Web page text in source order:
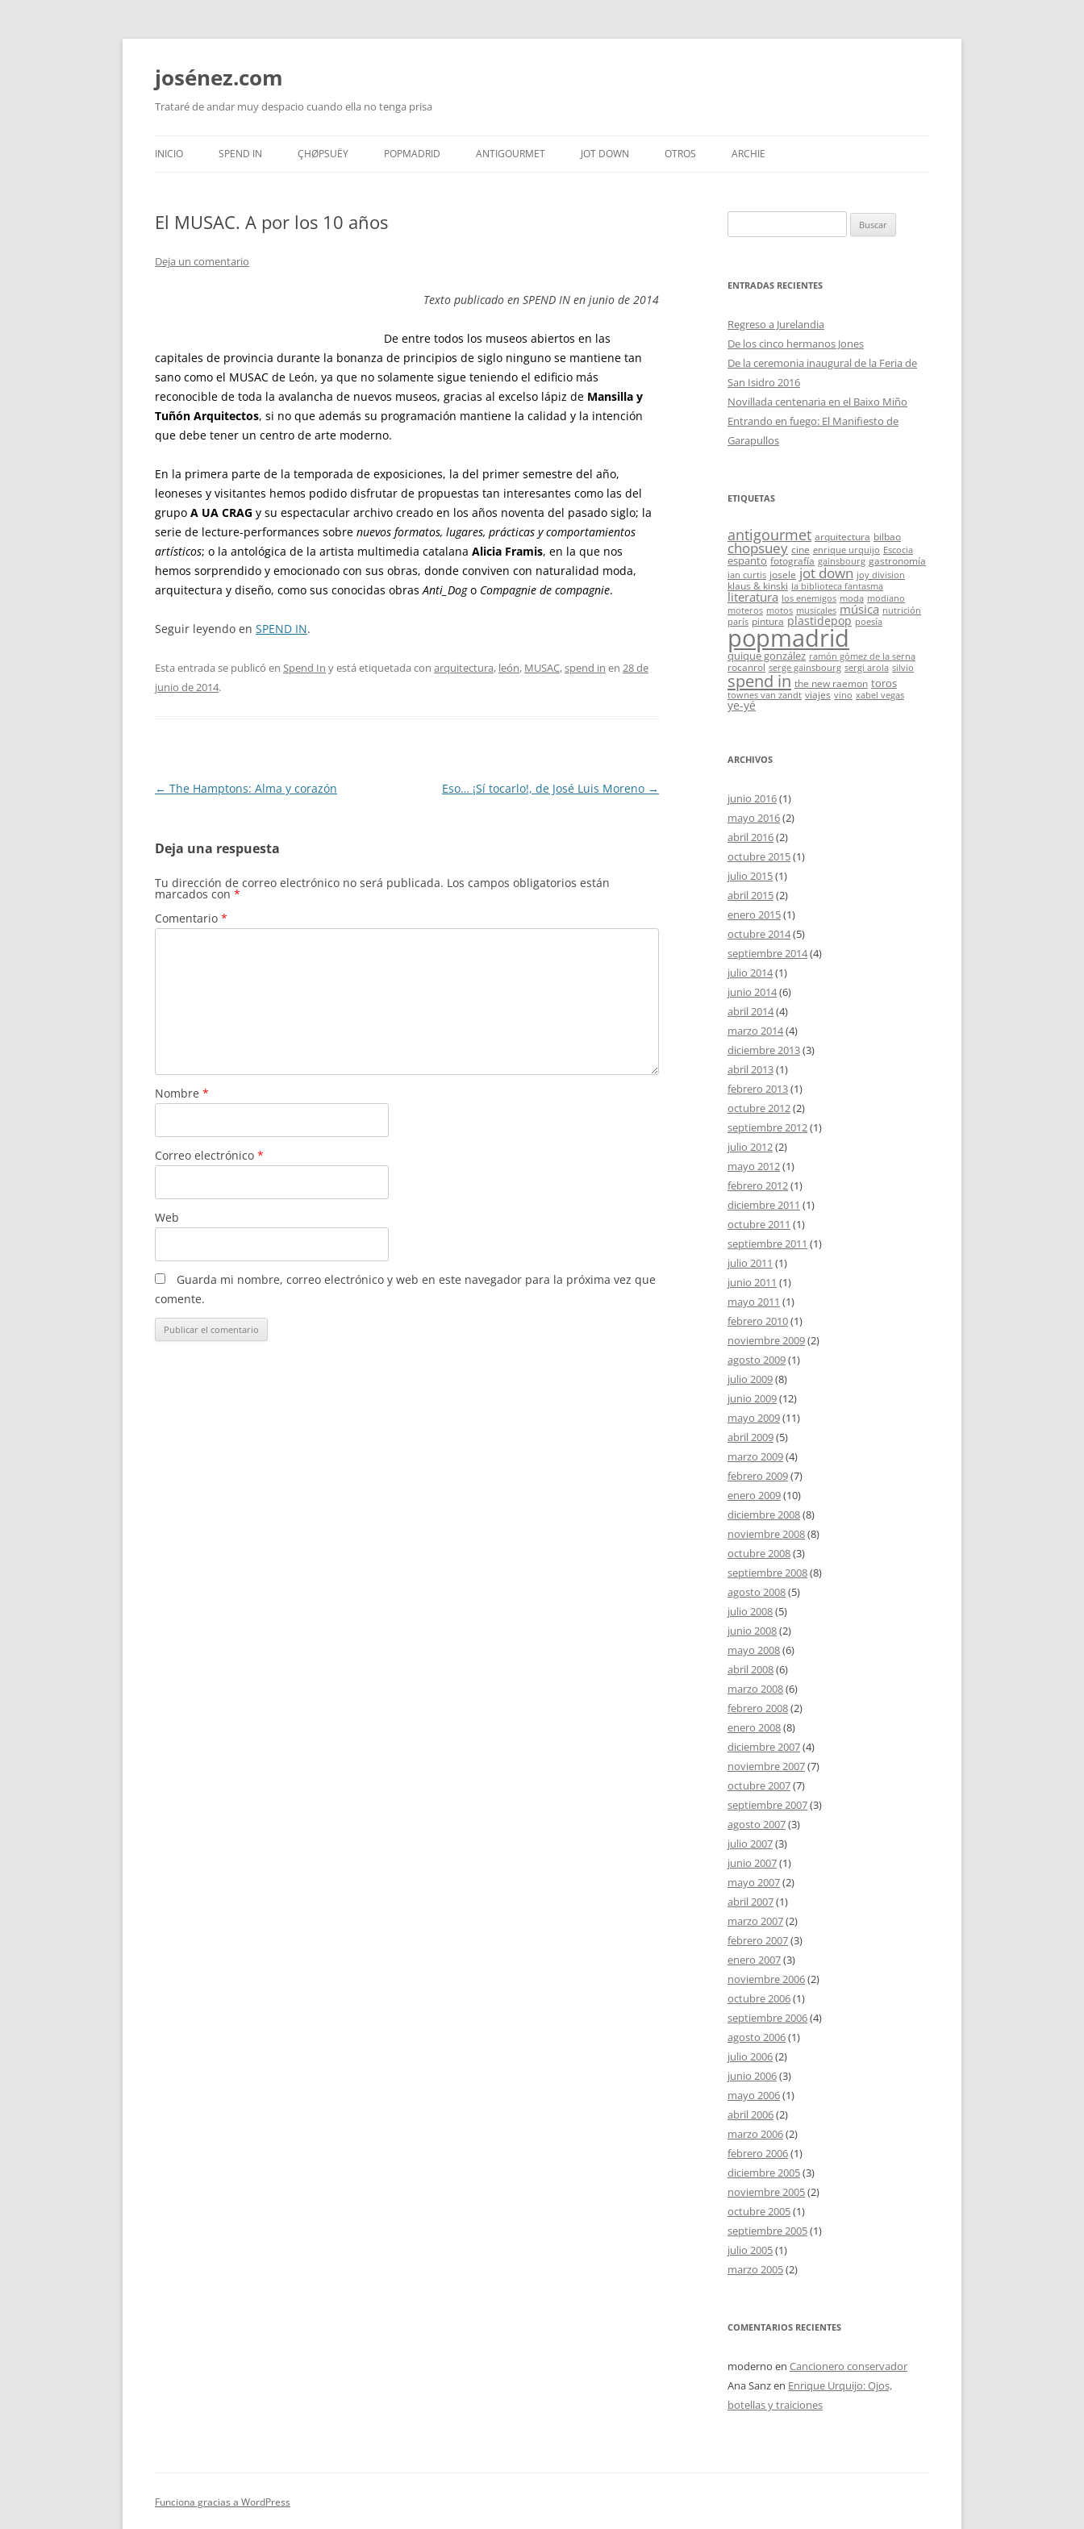
josénez.com
Trataré de andar muy despacio cuando ella no tenga prisa
al
contenido
INICIO SPEND IN ÇHØPSUËY POPMADRID ANTIGOURMET JOT DOWN OTROS ARCHIE
El MUSAC. A por los 10 años
Deja un comentario
Texto publicado en SPEND IN en junio de 2014
De entre todos los museos abiertos en las
capitales de provincia durante la bonanza de principios de siglo ninguno se mantiene tan
sano como el MUSAC de León, ya que no solamente sigue teniendo el edificio más
reconocible de toda la avalancha de nuevos museos, gracias al excelso lápiz de Mansilla y
Tuñón Arquitectos, si no que además su programación mantiene la calidad y la intención
que debe tener un centro de arte moderno.
En la primera parte de la temporada de exposiciones, la del primer semestre del año,
leoneses y visitantes hemos podido disfrutar de propuestas tan interesantes como las del
grupo A UA CRAG y su ­espectacular archivo creado en los años noventa del pasado siglo; la
serie de lecture-performances sobre nuevos formatos, lugares, prácticas y ­comportamientos
artísticos; o la antológica de la artista multimedia catalana Alicia Framis, en la que nos
hemos sorprendido y emocionado con sus obras, donde conviven con naturalidad moda,
arquitectura y diseño, como sus conocidas obrasAnti_Dogo Compagnie de ­compagnie.
Seguir leyendo en SPEND IN.
Esta entrada se publicó en Spend In y está etiquetada con arquitectura, león, MUSAC,spend in en 28 de
junio de 2014.
Navegación
← The Hamptons: Alma y corazón Eso… ¡Sí tocarlo!, de José Luis Moreno →
Deja una respuesta
Tu dirección de correo electrónico no será publicada. Los campos obligatorios están
marcados con *
Comentario *
Nombre *
Correo electrónico *
Web
Guarda mi nombre, correo electrónico y web en este navegador para la próxima vez que
comente.
ENTRADAS RECIENTES
Regreso a Jurelandia
De los cinco hermanos Jones
De la ceremonia inaugural de la Feria de
San Isidro 2016
Novillada centenaria en el Baixo Miño
Entrando en fuego: El Manifiesto de
Garapullos
ETIQUETAS
antigourmet arquitectura bilbao
chopsuey cine enrique urquijo Escocia
espanto fotografía gainsbourg gastronomía
ian curtis josele jot down joy division
klaus & kinski la biblioteca fantasma
literatura los enemigos moda modiano
moteros motos musicales música nutrición
parís pintura plastidepop poesía
popmadrid
quique gonzález ramón gómez de la serna
rocanrol serge gainsbourg sergi arola silvio
spend in the new raemon toros
townes van zandt viajes vino xabel vegas
ye-yé
ARCHIVOS
junio 2016(1)
mayo 2016(2)
abril 2016(2)
octubre 2015(1)
julio 2015(1)
abril 2015(2)
enero 2015(1)
octubre 2014(5)
septiembre 2014(4)
julio 2014(1)
junio 2014(6)
abril 2014(4)
marzo 2014(4)
diciembre 2013(3)
abril 2013(1)
febrero 2013(1)
octubre 2012(2)
septiembre 2012(1)
julio 2012(2)
mayo 2012(1)
febrero 2012(1)
diciembre 2011 (1)
octubre 2011 (1)
septiembre 2011 (1)
julio 2011 (1)
junio 2011 (1)
mayo 2011 (1)
febrero 2010(1)
noviembre 2009(2)
agosto 2009(1)
julio 2009(8)
junio 2009(12)
mayo 2009(11)
abril 2009(5)
marzo 2009(4)
febrero 2009(7)
enero 2009(10)
diciembre 2008(8)
noviembre 2008(8)
octubre 2008(3)
septiembre 2008(8)
agosto 2008(5)
julio 2008(5)
junio 2008(2)
mayo 2008(6)
abril 2008(6)
marzo 2008(6)
febrero 2008(2)
enero 2008(8)
diciembre 2007(4)
noviembre 2007(7)
octubre 2007(7)
septiembre 2007(3)
agosto 2007(3)
julio 2007(3)
junio 2007(1)
mayo 2007(2)
abril 2007(1)
marzo 2007(2)
febrero 2007(3)
enero 2007(3)
noviembre 2006(2)
octubre 2006(1)
septiembre 2006(4)
agosto 2006(1)
julio 2006(2)
junio 2006(3)
mayo 2006(1)
abril 2006(2)
marzo 2006(2)
febrero 2006(1)
diciembre 2005(3)
noviembre 2005(2)
octubre 2005(1)
septiembre 2005(1)
julio 2005(1)
marzo 2005(2)
COMENTARIOS RECIENTES
moderno en Cancionero conservador
Ana Sanzen Enrique Urquijo: Ojos,
botellas y traiciones
Funciona gracias a WordPress